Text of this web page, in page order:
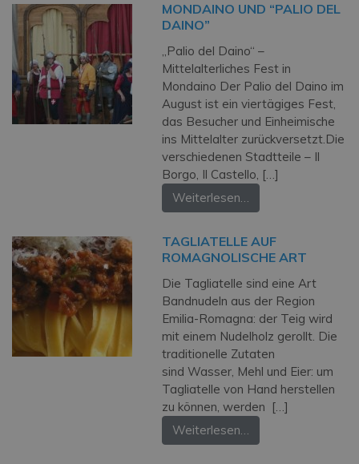
MONDAINO UND “PALIO DEL
DAINO”
„Palio del Daino“ –
Mittelalterliches Fest in
Mondaino Der Palio del Daino im
August ist ein vier­tägiges Fest,
das Besucher und Einheimische
ins Mittelalter zurückversetzt.Die
verschiedenen Stadtteile – Il
Borgo, Il Castello, […]
Weiterlesen…
TAGLIATELLE AUF
ROMAGNOLISCHE ART
Die Tagliatelle sind eine Art
Bandnudeln aus der Region
Emilia-Romagna: der Teig wird
mit einem Nudelholz gerollt. Die
traditionelle Zutaten
sind Wasser, Mehl und Eier: um
Tagliatelle von Hand herstellen
zu können, werden […]
Weiterlesen…